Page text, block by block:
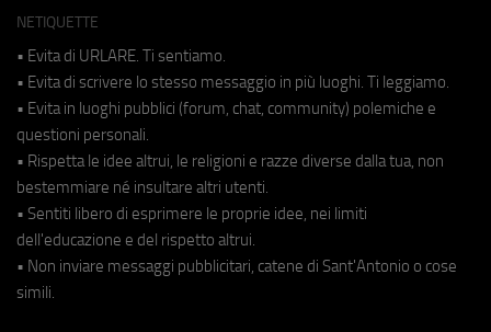
NETIQUETTE
• Evita di URLARE. Ti sentiamo.
• Evita di scrivere lo stesso messaggio in più luoghi. Ti leggiamo.
• Evita in luoghi pubblici (forum, chat, community) polemiche e
questioni personali.
• Rispetta le idee altrui, le religioni e razze diverse dalla tua, non
bestemmiare né insultare altri utenti.
• Sentiti libero di esprimere le proprie idee, nei limiti
dell'educazione e del rispetto altrui.
• Non inviare messaggi pubblicitari, catene di Sant'Antonio o cose
simili.